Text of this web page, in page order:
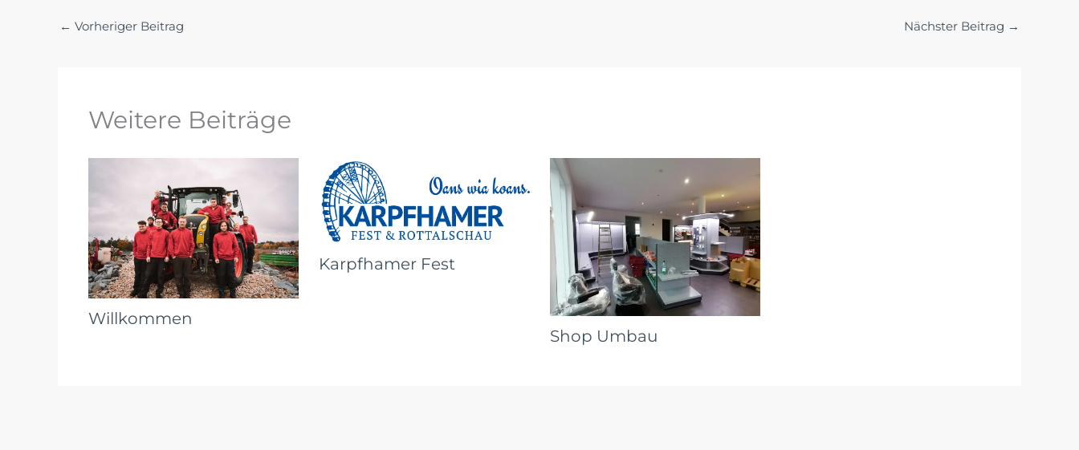
← Vorheriger Beitrag Nächster Beitrag →
Weitere Beiträge
Willkommen
Karpfhamer Fest
Shop Umbau